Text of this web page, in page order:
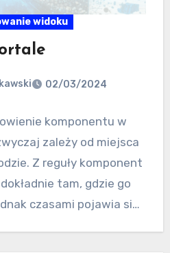
widoku
02/03/2024
komponentu w
zależy od miejsca
Z reguły komponent
tam, gdzie go
czasami pojawia się